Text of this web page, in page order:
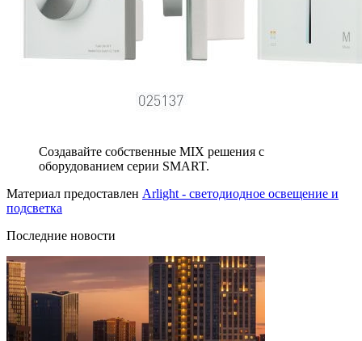
Создавайте собственные MIX решения с
оборудованием серии SMART.
Материал предоставлен Arlight - светодиодное освещение и
подсветка
Последние новости